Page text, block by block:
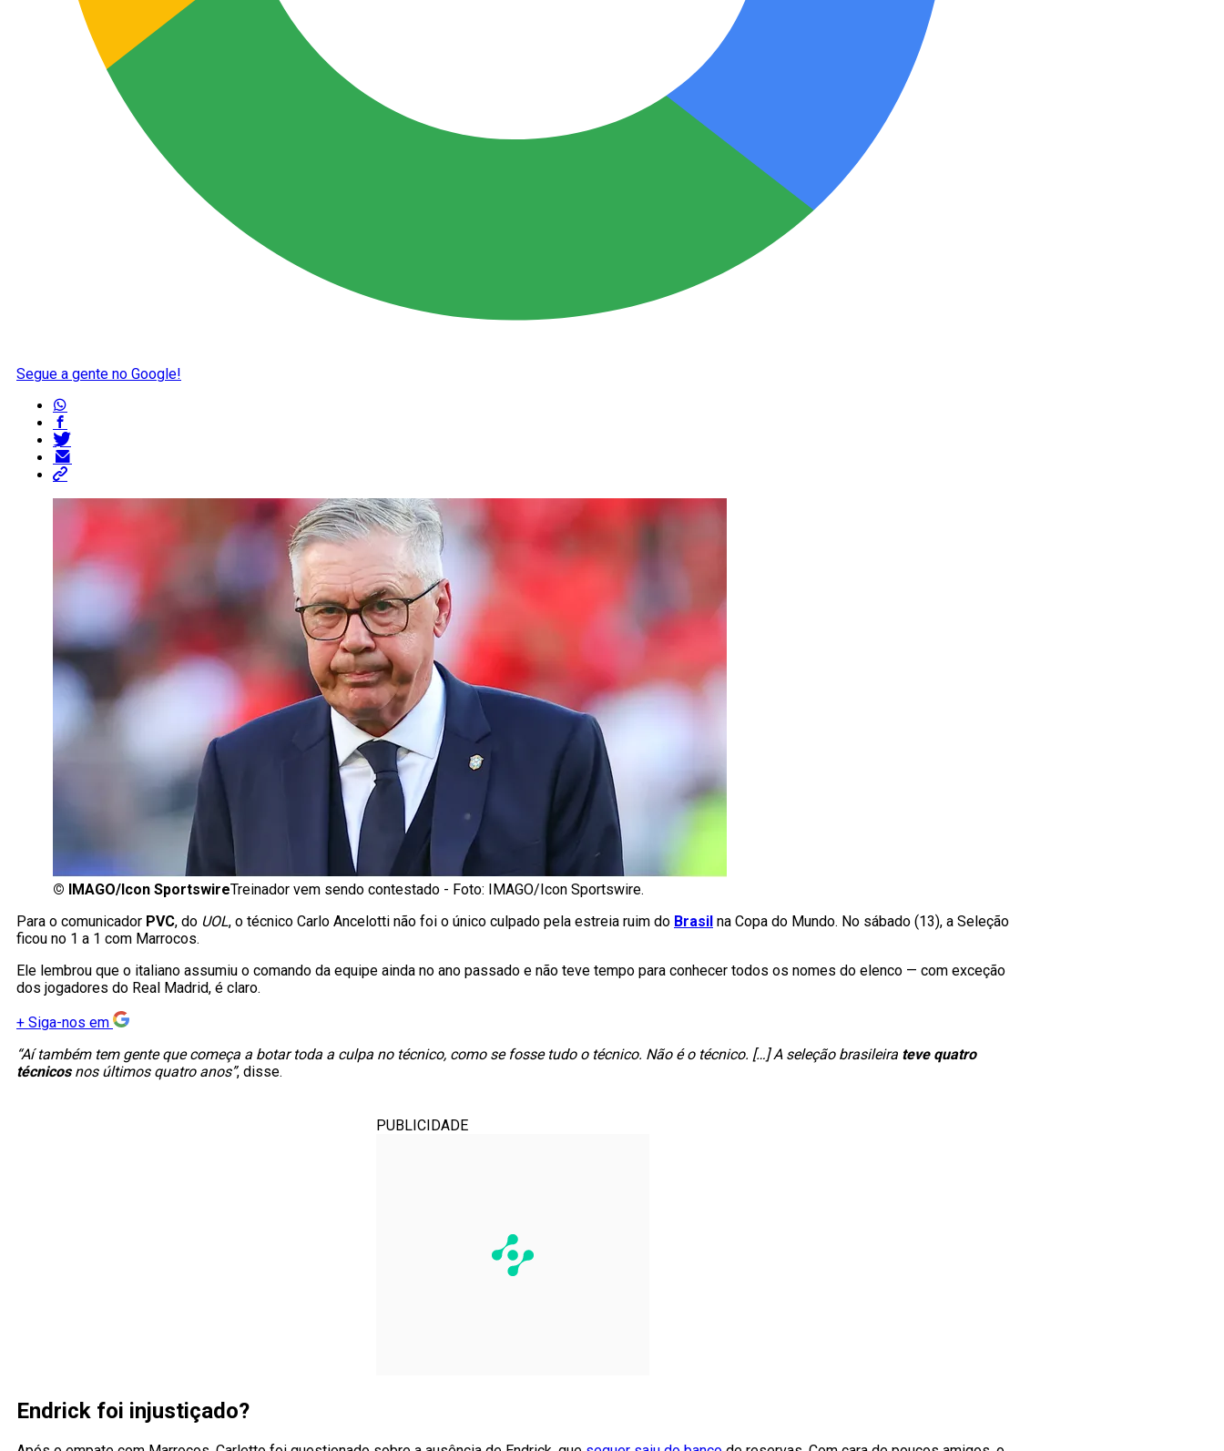
Segue a gente no Google!
© IMAGO/Icon SportswireTreinador vem sendo contestado - Foto: IMAGO/Icon Sportswire.
Para o comunicador PVC, do UOL, o técnico Carlo Ancelotti não foi o único culpado pela estreia ruim do Brasil na Copa do Mundo. No sábado (13), a Seleção
ficou no 1 a 1 com Marrocos.
Ele lembrou que o italiano assumiu o comando da equipe ainda no ano passado e não teve tempo para conhecer todos os nomes do elenco — com exceção
dos jogadores do Real Madrid, é claro.
+ Siga-nos em
“Aí também tem gente que começa a botar toda a culpa no técnico, como se fosse tudo o técnico. Não é o técnico. […] A seleção brasileira teve quatro
técnicosnos últimos quatro anos”, disse.
PUBLICIDADE
Endrick foi injustiçado?